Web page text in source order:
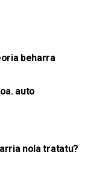
beharra
auto
nola tratatu?